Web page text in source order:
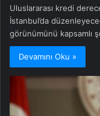
Uluslararası kredi
İstanbul’da
görünümünü kapsamlı
Devamını Oku »